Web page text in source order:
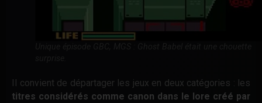
Il convient de départager les jeux en deux catégories : les
titres considérés comme canon dans le lore créé par